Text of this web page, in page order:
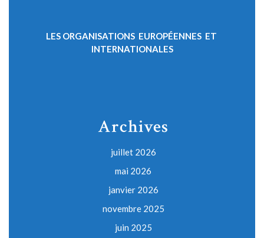
LES ORGANISATIONS EUROPÉENNES ET
INTERNATIONALES
Archives
juillet 2026
mai 2026
janvier 2026
novembre 2025
juin 2025